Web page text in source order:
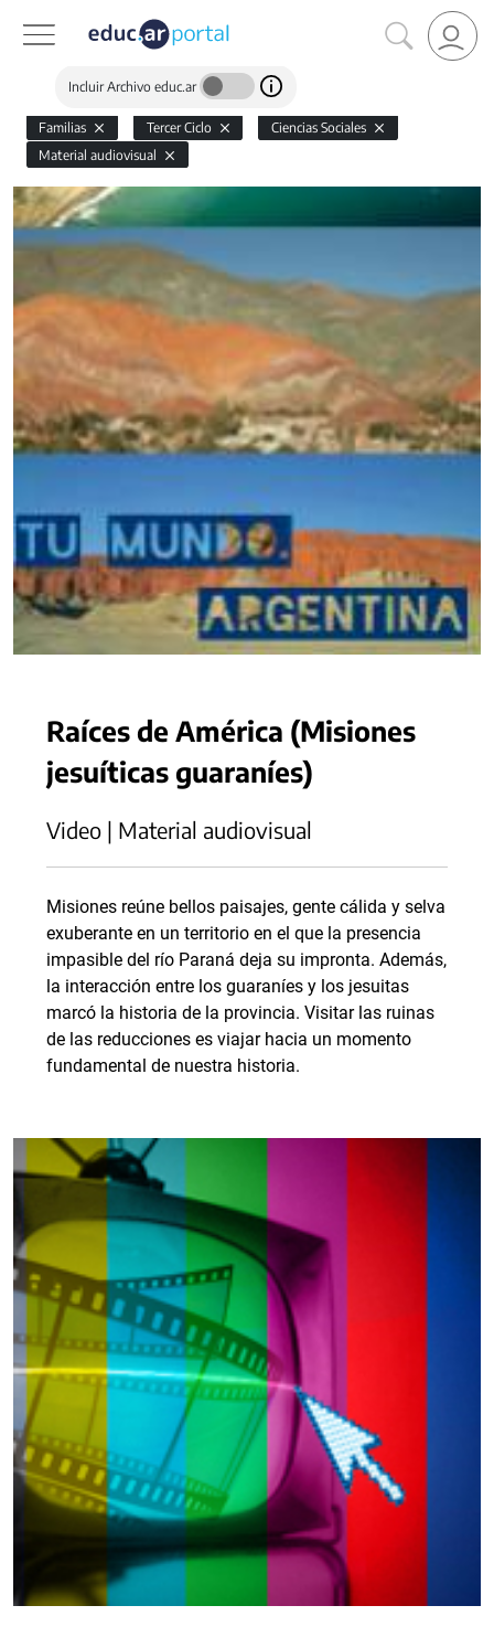
Incluir Archivo educ.ar
Familias Tercer Ciclo
Ciencias Sociales
Material audiovisual
Raíces de América (Misiones
jesuíticas guaraníes)
Video | Material audiovisual
Misiones reúne bellos paisajes, gente cálida y selva
exuberante en un territorio en el que la presencia
impasible del río Paraná deja su impronta. Además,
la interacción entre los guaraníes y los jesuitas
marcó la historia de la provincia. Visitar las ruinas
de las reducciones es viajar hacia un momento
fundamental de nuestra historia.